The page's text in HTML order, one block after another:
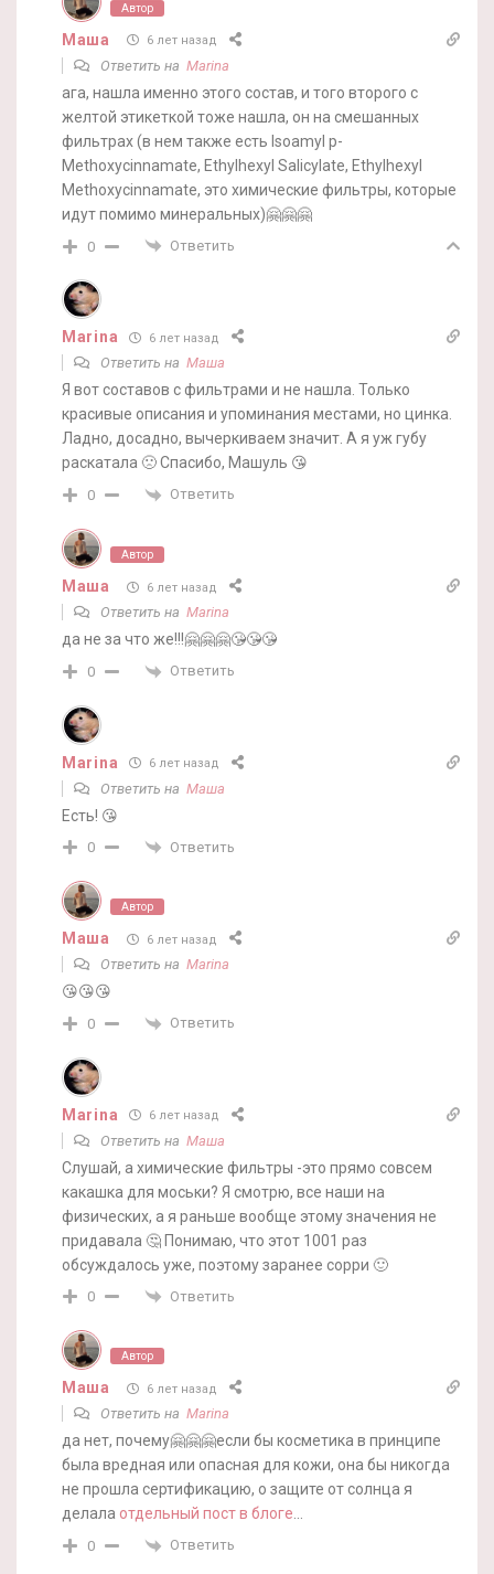
Автор
Маша 6 лет назад
Ответить на Marina
ага, нашла именно этого состав, и того второго с
желтой этикеткой тоже нашла, он на смешанных
фильтрах (в нем также есть Isoamyl p-
Methoxycinnamate, Ethylhexyl Salicylate, Ethylhexyl
Methoxycinnamate, это химические фильтры, которые
идут помимо минеральных)🤗🤗🤗
0 Ответить
Marina 6 лет назад
Ответить на Маша
Я вот составов с фильтрами и не нашла. Только
красивые описания и упоминания местами, но цинка.
Ладно, досадно, вычеркиваем значит. А я уж губу
раскатала 🙁 Спасибо, Машуль 😘
0 Ответить
Автор
Маша 6 лет назад
Ответить на Marina
да не за что же!!!🤗🤗🤗😘😘😘
0 Ответить
Marina 6 лет назад
Ответить на Маша
Есть! 😘
0 Ответить
Автор
Маша 6 лет назад
Ответить на Marina
😘😘😘
0 Ответить
Marina 6 лет назад
Ответить на Маша
Слушай, а химические фильтры -это прямо совсем
какашка для моськи? Я смотрю, все наши на
физических, а я раньше вообще этому значения не
придавала 🤔 Понимаю, что этот 1001 раз
обсуждалось уже, поэтому заранее сорри 🙂
0 Ответить
Автор
Маша 6 лет назад
Ответить на Marina
да нет, почему🤗🤗🤗если бы косметика в принципе
была вредная или опасная для кожи, она бы никогда
не прошла сертификацию, о защите от солнца я
делала отдельный пост в блоге…
0 Ответить